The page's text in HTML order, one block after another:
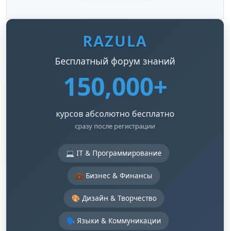
RAZULA
Бесплатный форум знаний
150,000+
курсов абсолютно бесплатно
сразу после регистрации
💻 IT & Программирование
💼 Бизнес & Финансы
🎨 Дизайн & Творчество
🗣️ Языки & Коммуникации